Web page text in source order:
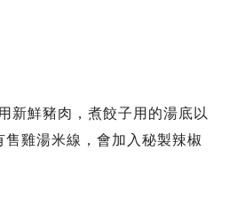
新鮮豬肉，煮餃子用的湯底以
雞湯米線，會加入秘製辣椒